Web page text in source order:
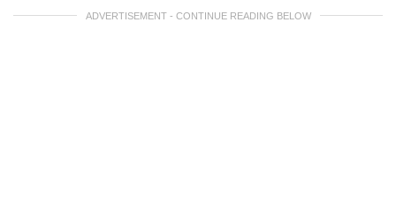
ADVERTISEMENT - CONTINUE READING BELOW